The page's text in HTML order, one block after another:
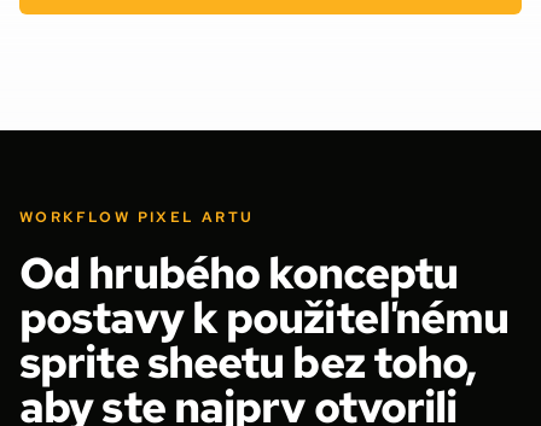
WORKFLOW PIXEL ARTU
Od hrubého konceptu
postavy k použiteľnému
sprite sheetu bez toho,
aby ste najprv otvorili